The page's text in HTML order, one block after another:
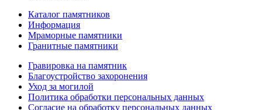
Каталог памятников
Информация
Мраморные памятники
Гранитные памятники
Гравировка на памятник
Благоустройство захоронения
Уход за могилой
Политика обработки персональных данных
Согласие на обработку персональных данных